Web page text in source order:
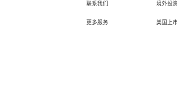
联系我们
更多服务
境外投资
美国上